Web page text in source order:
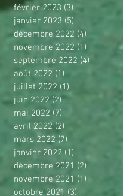
février 2023 (3) 3 posts
janvier 2023 (5)
décembre 2022 (4)
novembre 2022 (1)
septembre 2022 (4)
août 2022 (1)
juillet 2022 (1)
juin 2022 (2)2 posts
mai 2022 (7)
avril 2022 (2)
mars 2022 (7)
janvier 2022 (1)
décembre 2021 (2)
novembre 2021 (1)
octobre 2021 (3)